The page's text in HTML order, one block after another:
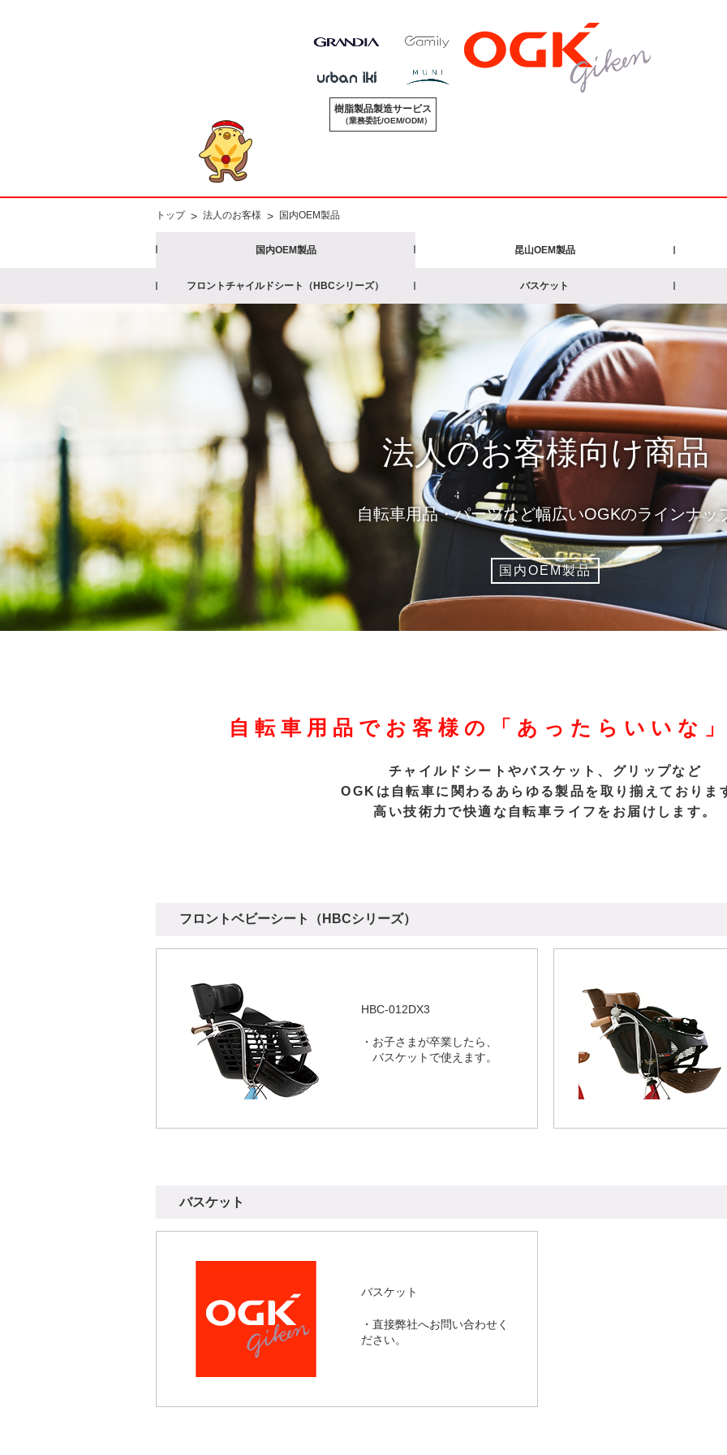
樹脂製品製造サービス
（業務委託/OEM/ODM）
トップ > 法人のお客様 > 国内OEM製品
法人のお客様向け商品
自転車用品・パーツなど幅広いOGKのラインナッ
国内OEM製品
国内OEM製品 昆山OEM製品
フロントチャイルドシート（HBCシリーズ） バスケット
自転車用品で お客様の「あったらいいな
チャイルドシートやバスケット、グリップなど
OGKは自転車に関わるあらゆる製品を取り揃えておりま
高い技術力で快適な自転車ライフをお届けします。
フロントベビーシート（HBCシリーズ）
HBC-012DX3
・お子さまが卒業したら、
バスケットで使えます。
バスケット
バスケット
・直接弊社へお問い合わせく
ださい。